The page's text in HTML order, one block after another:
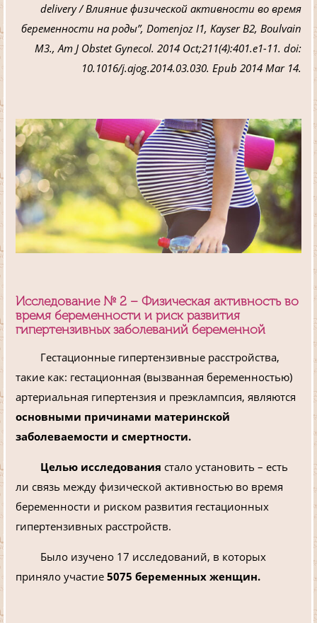
delivery / Влияние физической активности во время
беременности на роды”, Domenjoz I1, Kayser B2, Boulvain
M3., Am J Obstet Gynecol. 2014 Oct;211(4):401.e1-11. doi:
10.1016/j.ajog.2014.03.030. Epub 2014 Mar 14.
Исследование № 2 – Физическая активность во
время беременности и риск развития
гипертензивных заболеваний беременной
Гестационные гипертензивные расстройства,
такие как: гестационная (вызванная беременностью)
артериальная гипертензия и преэклампсия, являются
основными причинами материнской
заболеваемости и смертности.
Целью исследования стало установить – есть
ли связь между физической активностью во время
беременности и риском развития гестационных
гипертензивных расстройств.
Было изучено 17 исследований, в которых
приняло участие 5075 беременных женщин.